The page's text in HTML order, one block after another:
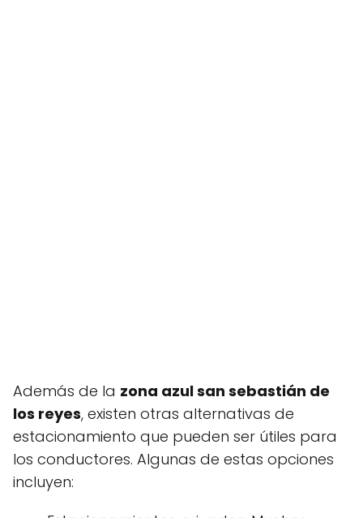
Además de la zona azul san sebastián de
los reyes, existen otras alternativas de
estacionamiento que pueden ser útiles para
los conductores. Algunas de estas opciones
incluyen: